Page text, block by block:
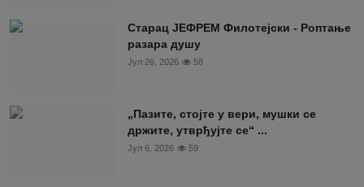
Старац ЈЕФРЕМ Филотејски - Роптање
разара душу
Јул 26, 2026 58
„Пазите, стојте у вери, мушки се
држите, утврђујте се“ ...
Јул 6, 2026 59